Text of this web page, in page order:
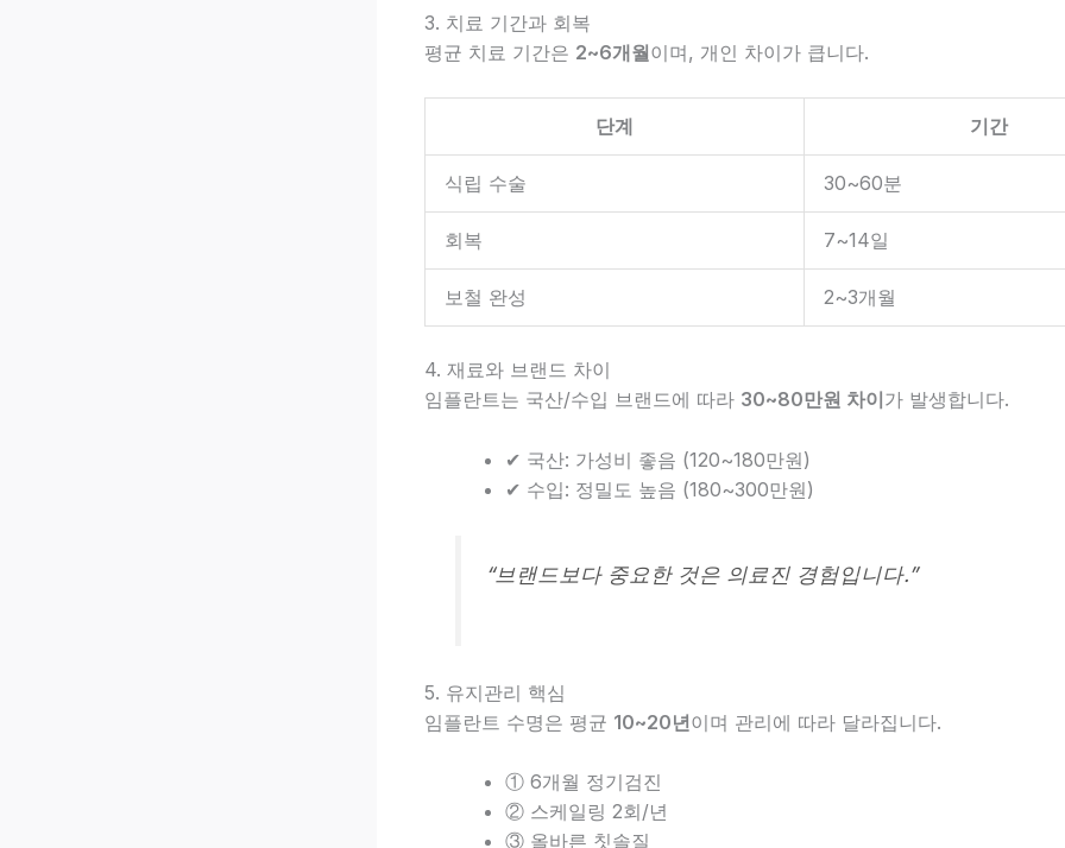
3. 치료 기간과 회복
평균 치료 기간은 2~6개월이며, 개인 차이가 큽니다.
단계 기간
식립 수술 30~60분
회복 7~14일
보철 완성 2~3개월
4. 재료와 브랜드 차이
임플란트는 국산/수입 브랜드에 따라 30~80만원 차이가 발생합니다.
✔ 국산: 가성비 좋음 (120~180만원)
✔ 수입: 정밀도 높음 (180~300만원)
“브랜드보다 중요한 것은 의료진 경험입니다.”
5. 유지관리 핵심
임플란트 수명은 평균 10~20년이며 관리에 따라 달라집니다.
① 6개월 정기검진
② 스케일링 2회/년
③ 올바른 칫솔질